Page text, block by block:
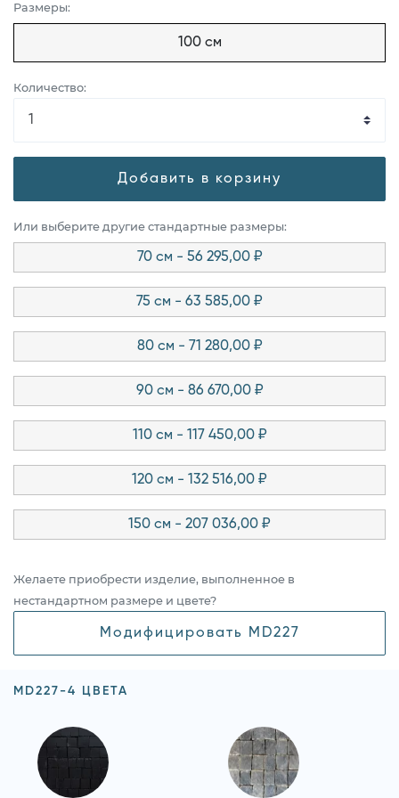
Размеры:
100 см
Количество:
Добавить в корзину
Или выберите другие стандартные размеры:
70 см - 56 295,00 ₽
75 см - 63 585,00 ₽
80 см - 71 280,00 ₽
90 см - 86 670,00 ₽
110 см - 117 450,00 ₽
120 см - 132 516,00 ₽
150 см - 207 036,00 ₽
Желаете приобрести изделие, выполненное в
нестандартном размере и цвете?
Модифицировать MD227
MD227-4 ЦВЕТА